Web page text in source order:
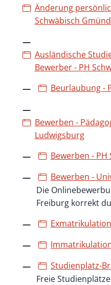
Änderung
Schwäbisch
Ausländische
Bewerber - PH
Beurlaubung -
Bewerben -
Ludwigsburg
Bewerben -
Bewerben -
Die
Freiburg korrekt
Studienplatz-
Freie